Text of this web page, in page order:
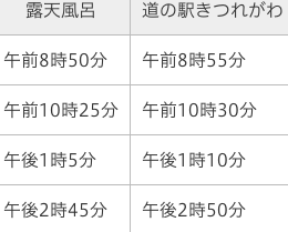
露天風呂 道の駅きつれがわ
午前8時50分 午前8時55分
午前10時25分 午前10時30分
午後1時5分 午後1時10分
午後2時45分 午後2時50分